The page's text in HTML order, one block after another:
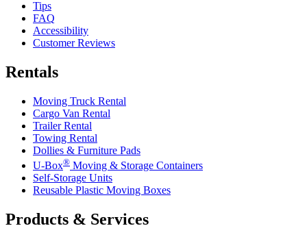
Tips
FAQ
Accessibility
Customer Reviews
Rentals
Moving Truck Rental
Cargo Van Rental
Trailer Rental
Towing Rental
Dollies & Furniture Pads
U-Box® Moving & Storage Containers
Self-Storage Units
Reusable Plastic Moving Boxes
Products & Services